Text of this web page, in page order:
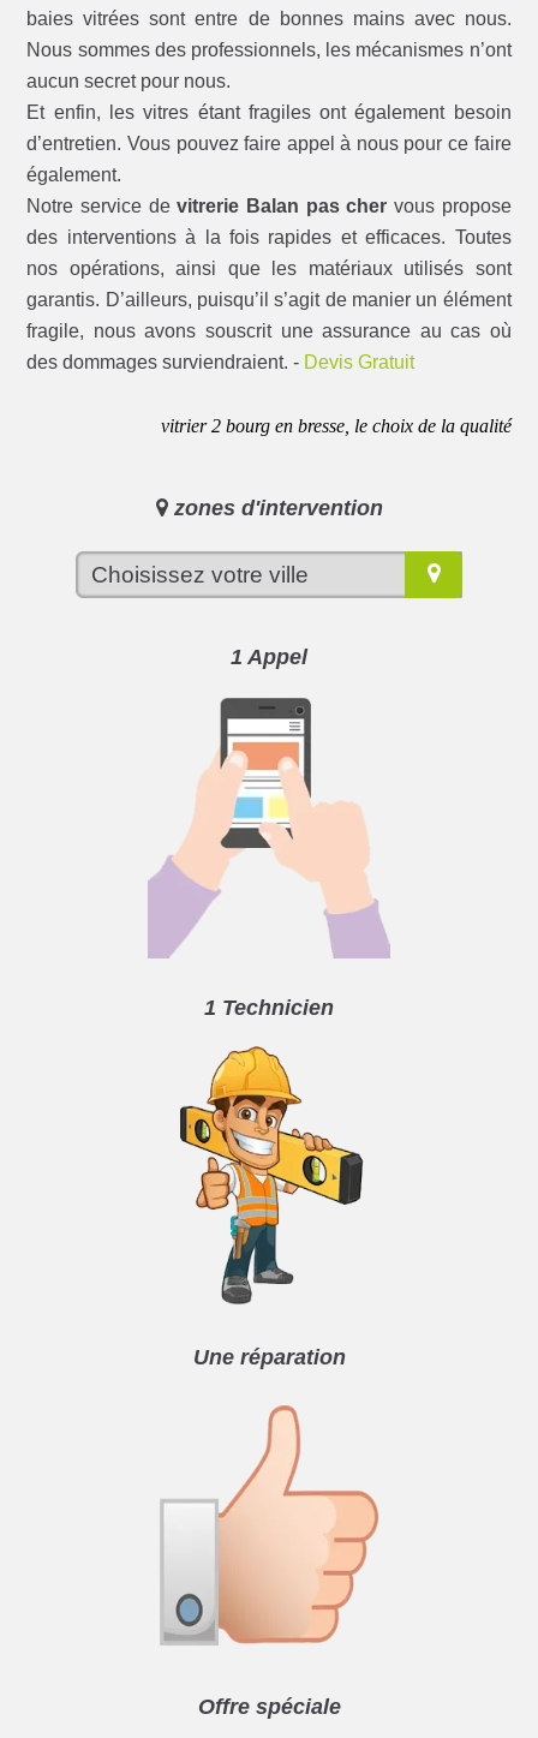
baies vitrées sont entre de bonnes mains avec nous.
Nous sommes des professionnels, les mécanismes n’ont
aucun secret pour nous.
Et enfin, les vitres étant fragiles ont également besoin
d’entretien. Vous pouvez faire appel à nous pour ce faire
également.
Notre service devitrerie Balan pas cher vous propose
des interventions à la fois rapides et efficaces. Toutes
nos opérations, ainsi que les matériaux utilisés sont
garantis. D’ailleurs, puisqu’il s’agit de manier un élément
fragile, nous avons souscrit une assurance au cas où
des dommages surviendraient. - Devis Gratuit
vitrier 2 bourg en bresse, le choix de la qualité
zones d'intervention
1 Appel
1 Technicien
Une réparation
Offre spéciale